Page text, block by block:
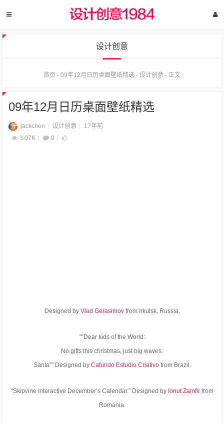
设计创意
首页 - 09年12月日历桌面壁纸精选 - 设计创意 - 正文
09年12月日历桌面壁纸精选
jackchen 设计创意
17年前
3.07K
0
Designed by Vlad Gerasimovfrom Irkutsk, Russia.
"”Dear kids of the World:
No gifts this christmas, just big waves.
Santa”" Designed by Cafundo Estudio Criativofrom Brazil.
“Skipvine Interactive December’s Calendar.” Designed by Ionut Zamfirfrom
Romania.